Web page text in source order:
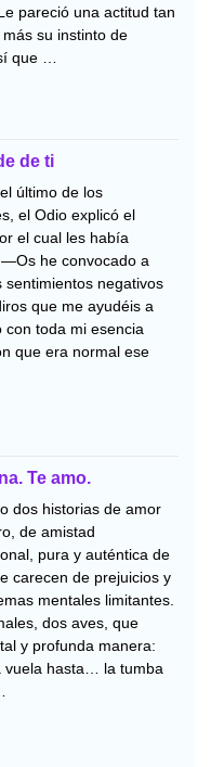
pareció una actitud tan
su instinto de
que …
de ti
último de los
el Odio explicó el
el cual les había
he convocado a
sentimientos negativos
que me ayudéis a
con toda mi esencia
que era normal ese
Te amo.
dos historias de amor
de amistad
pura y auténtica de
carecen de prejuicios y
mentales limitantes.
dos aves, que
y profunda manera:
vuela hasta… la tumba